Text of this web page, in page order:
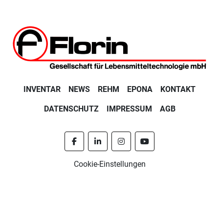
INVENTAR NEWS REHM EPONA KONTAKT
DATENSCHUTZ IMPRESSUM AGB
facebooklinkedininstagramyoutube
Cookie-Einstellungen